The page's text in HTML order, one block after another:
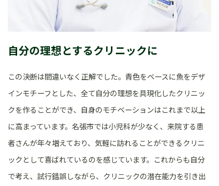
自分の理想とするクリニックに
この決断は間違いなく正解でした。青色をベースに魚をデザ
インモチーフとした、全て自分の理想を具現化したクリニッ
クを作ることができ、自身のモチベーションはこれまで以上
に高まっています。名張市では小児科が少なく、来院する患
者さんが年々増えており、気軽に訪れることができるクリニ
ックとして喜ばれているのを感じています。これからも自分
で考え、試行錯誤しながら、クリニックの潜在能力を引き出